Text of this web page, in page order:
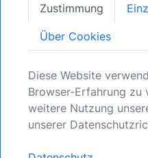
erhalten
für kommende
Zustimmung
Über Cookies
Diese Website
Browser-Erfahrung zu
weitere Nutzung
unserer